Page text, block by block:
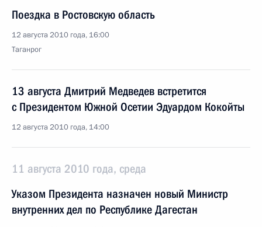
Поездка в Ростовскую область
12 августа 2010 года, 16:00
Таганрог
13 августа Дмитрий Медведев встретится
с Президентом Южной Осетии Эдуардом Кокойты
12 августа 2010 года, 14:00
11 августа 2010 года, среда
Указом Президента назначен новый Министр
внутренних дел по Республике Дагестан